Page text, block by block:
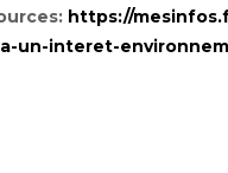
https://
un-interet-